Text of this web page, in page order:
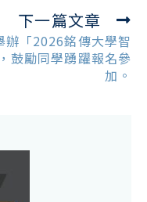
下一篇文章
辦「2026銘傳大學智
鼓勵同學踴躍報名參
加。